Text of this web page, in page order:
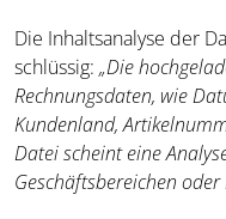
Die Inhaltsanalyse der
schlüssig: „Die
Rechnungsdaten, wie
Kundenland,
Datei scheint eine
Geschäftsbereichen